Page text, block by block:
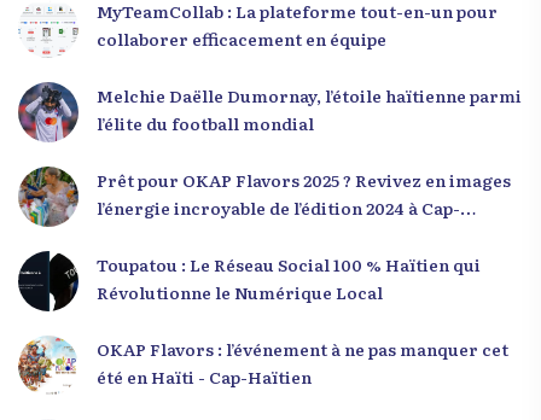
MyTeamCollab : La plateforme tout-en-un pour
collaborer efficacement en équipe
Melchie Daëlle Dumornay, l’étoile haïtienne parmi
l’élite du football mondial
Prêt pour OKAP Flavors 2025 ? Revivez en images
l’énergie incroyable de l’édition 2024 à Cap-
Toupatou : Le Réseau Social 100 % Haïtien qui
Révolutionne le Numérique Local
OKAP Flavors : l’événement à ne pas manquer cet
été en Haïti - Cap-Haïtien